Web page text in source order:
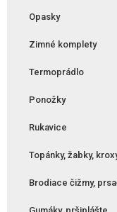
Opasky
Zimné komplety
Termoprádlo
Ponožky
Rukavice
Topánky, žabky,
Brodiace čižmy,
Gumáky, pršiplášte